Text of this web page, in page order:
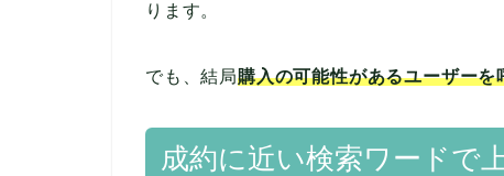
ります。
でも、結局購入の可能性があるユーザー
成約に近い検索ワードで